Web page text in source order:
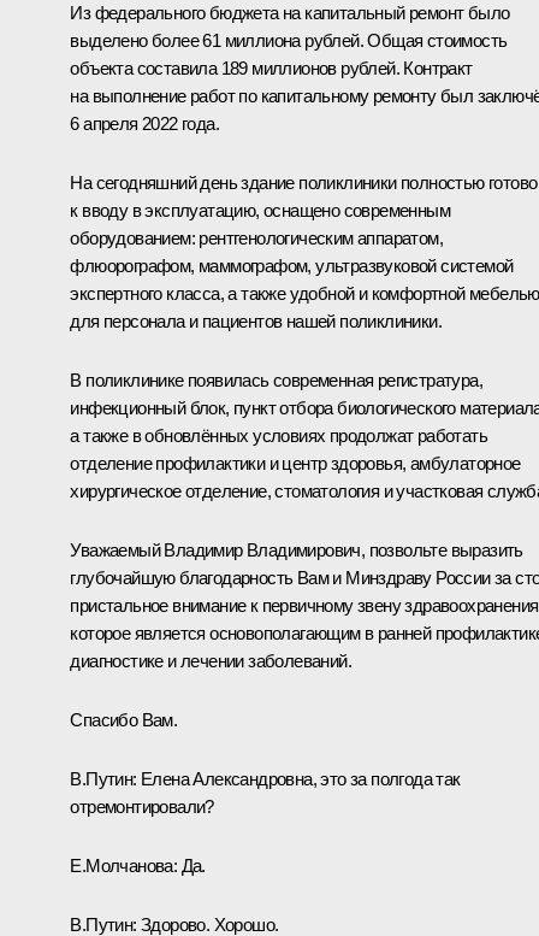
Из федерального бюджета на капитальный ремонт было
выделено более 61 миллиона рублей. Общая стоимость
объекта составила 189 миллионов рублей. Контракт
на выполнение работ по капитальному ремонту был
6 апреля 2022 года.
На сегодняшний день здание поликлиники полностью готово
к вводу в эксплуатацию, оснащено современным
оборудованием: рентгенологическим аппаратом,
флюорографом, маммографом, ультразвуковой системой
экспертного класса, а также удобной и комфортной мебелью
для персонала и пациентов нашей поликлиники.
В поликлинике появилась современная регистратура,
инфекционный блок, пункт отбора биологического
а также в обновлённых условиях продолжат работать
отделение профилактики и центр здоровья, амбулаторное
хирургическое отделение, стоматология и участковая
Уважаемый Владимир Владимирович, позвольте выразить
глубочайшую благодарность Вам и Минздраву России за
пристальное внимание к первичному звену
которое является основополагающим в ранней
диагностике и лечении заболеваний.
Спасибо Вам.
В.Путин: Елена Александровна, это за полгода так
отремонтировали?
Е.Молчанова: Да.
В.Путин: Здорово. Хорошо.